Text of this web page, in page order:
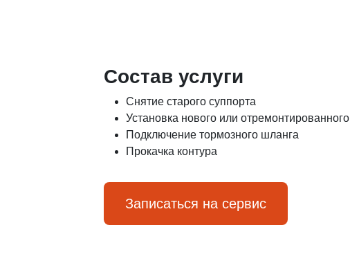
Состав услуги
Снятие старого суппорта
Установка нового или отремонтированного
Подключение тормозного шланга
Прокачка контура
Записаться на сервис